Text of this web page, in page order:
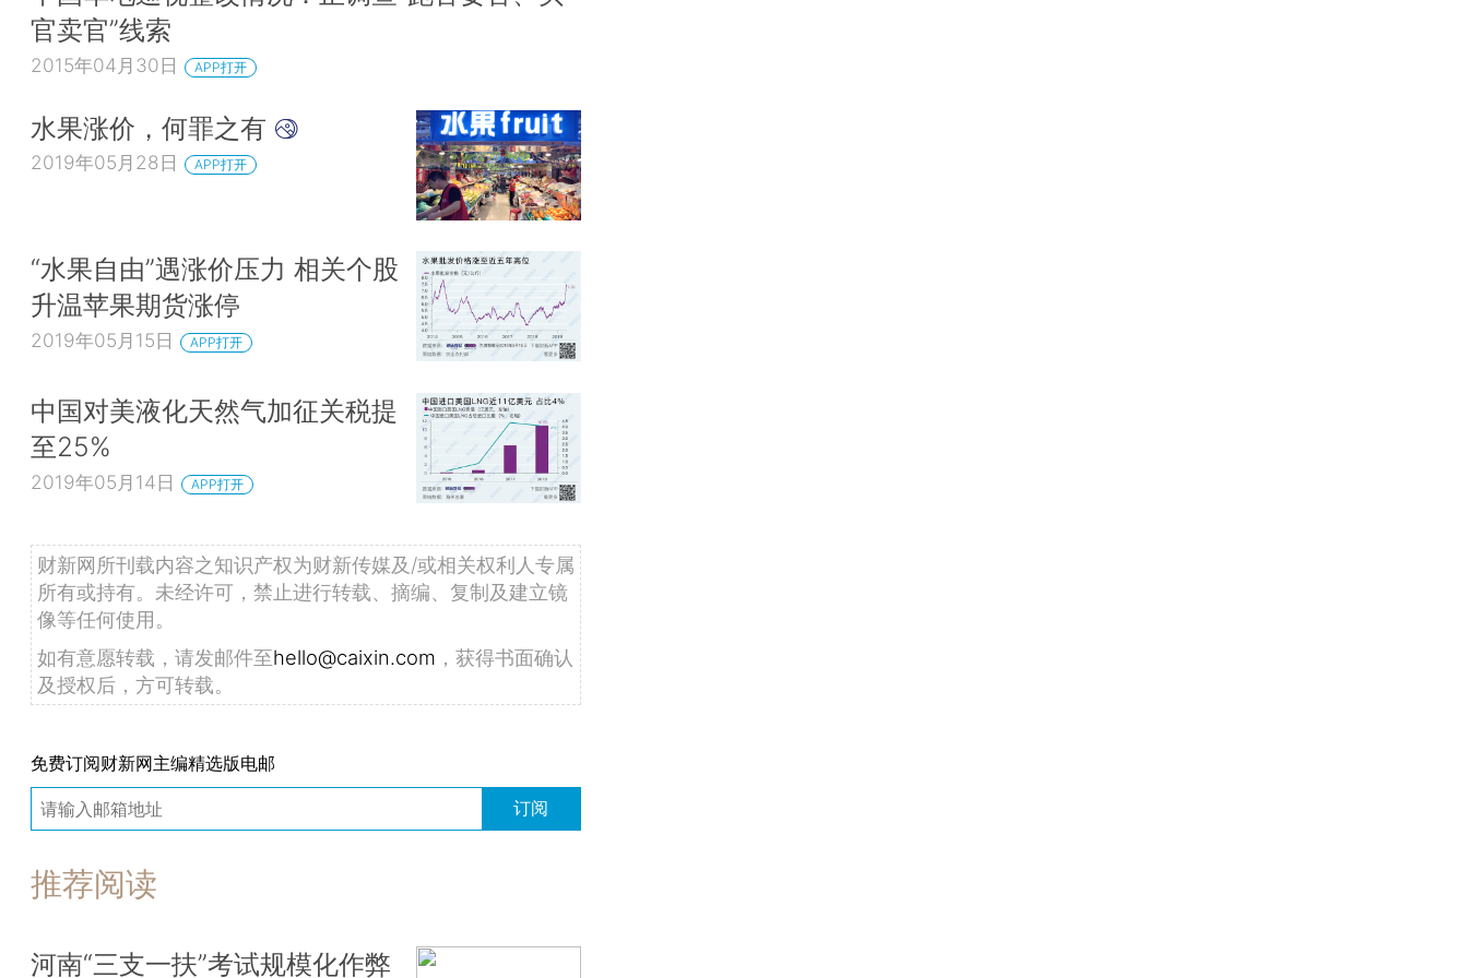
官卖官”线索
2015年04月30日 APP打开
水果涨价，何罪之有
2019年05月28日 APP打开
“水果自由”遇涨价压力 相关个股
升温苹果期货涨停
2019年05月15日 APP打开
中国对美液化天然气加征关税提
至25%
2019年05月14日 APP打开
财新网所刊载内容之知识产权为财新传媒及/或相关权利人专属
所有或持有。未经许可，禁止进行转载、摘编、复制及建立镜
像等任何使用。
如有意愿转载，请发邮件至hello@caixin.com ，获得书面确认
及授权后，方可转载。
免费订阅财新网主编精选版电邮
订阅
推荐阅读
河南“三支一扶”考试规模化作弊